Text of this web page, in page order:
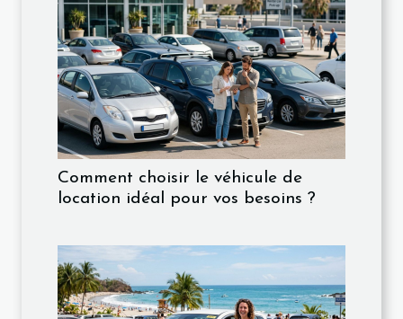
Comment choisir le véhicule de
location idéal pour vos besoins ?